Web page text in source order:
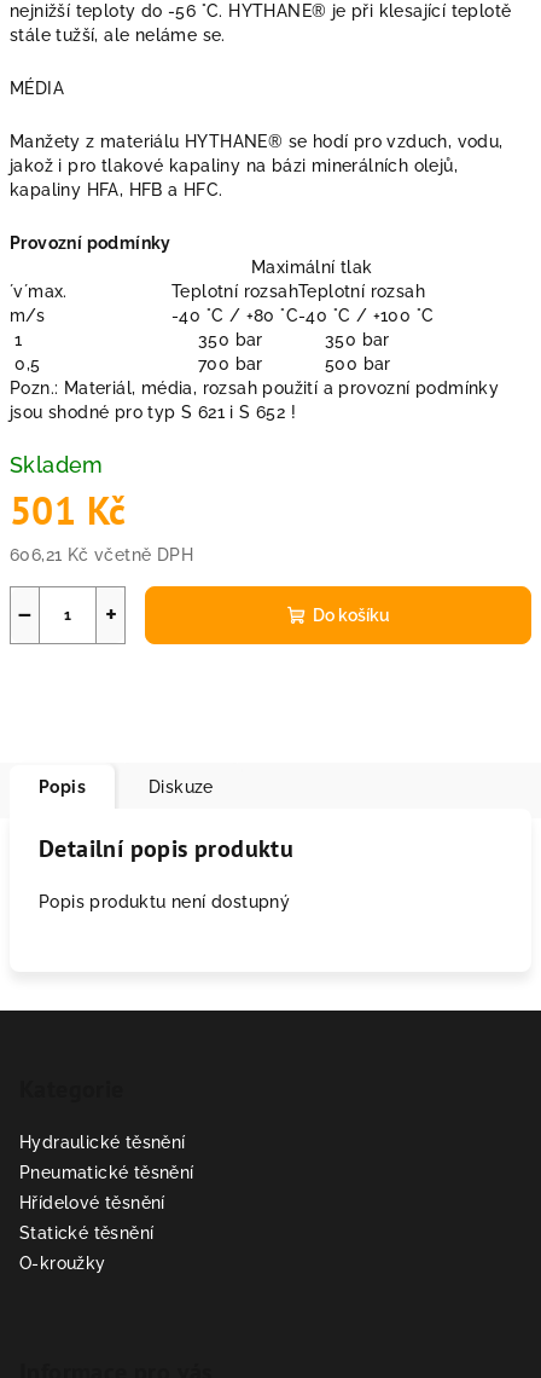
nejnižší teploty do -56 °C. HYTHANE® je při klesající teplotě
stále tužší, ale neláme se.
MÉDIA
Manžety z materiálu HYTHANE® se hodí pro vzduch, vodu,
jakož i pro tlakové kapaliny na bázi minerálních olejů,
kapaliny HFA, HFB a HFC.
Provozní podmínky
Maximální tlak
´v´max.
Teplotní rozsahTeplotní rozsah
m/s
-40 °C / +80 °C-40 °C / +100 °C
1
350 bar
350 bar
0,5
700 bar
500 bar
Pozn.: Materiál, média, rozsah použití a provozní podmínky
jsou shodné pro typ S 621 i S 652 !
Skladem
501 Kč
606,21 Kč včetně DPH
+
− Do košíku
Popis Diskuze
Detailní popis produktu
Popis produktu není dostupný
Hydraulické těsnění
Pneumatické těsnění
Hřídelové těsnění
Statické těsnění
O-kroužky